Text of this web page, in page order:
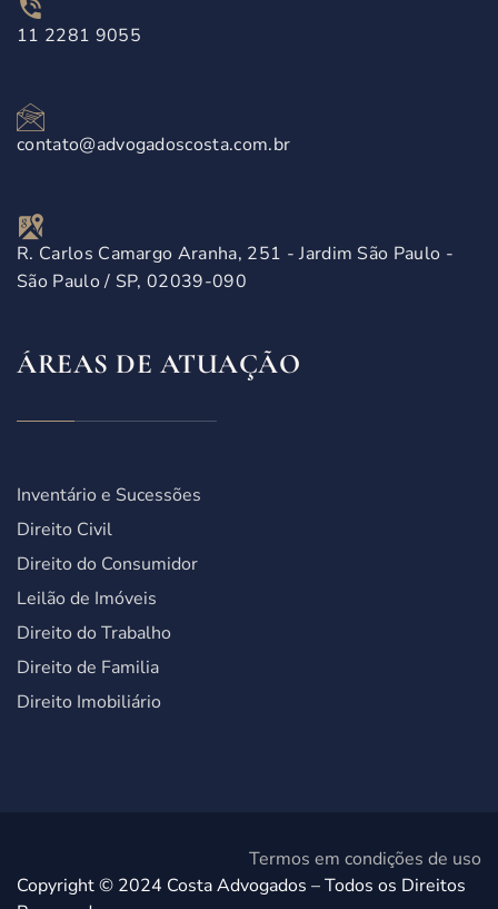
11 2281 9055
contato@advogadoscosta.com.br
R. Carlos Camargo Aranha, 251 - Jardim São Paulo -
São Paulo / SP, 02039-090
ÁREAS DE ATUAÇÃO
Inventário e Sucessões
Direito Civil
Direito do Consumidor
Leilão de Imóveis
Direito do Trabalho
Direito de Familia
Direito Imobiliário
Termos em condições de uso
Copyright © 2024 Costa Advogados – Todos os Direitos